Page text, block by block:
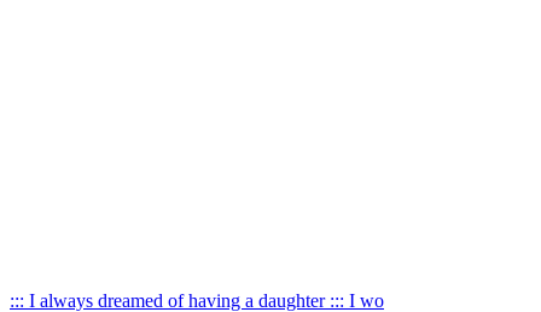
::: I always dreamed of having a daughter ::: I wo